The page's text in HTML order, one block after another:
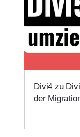
Divi4 zu
der